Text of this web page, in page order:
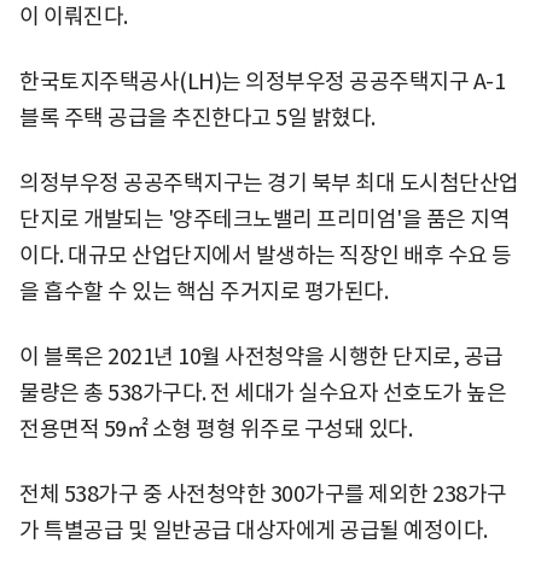
이 이뤄진다.
한국토지주택공사(LH)는 의정부우정 공공주택지구 A-1
블록 주택 공급을 추진한다고 5일 밝혔다.
의정부우정 공공주택지구는 경기 북부 최대 도시첨단산업
단지로 개발되는 '양주테크노밸리 프리미엄'을 품은 지역
이다. 대규모 산업단지에서 발생하는 직장인 배후 수요 등
을 흡수할 수 있는 핵심 주거지로 평가된다.
이 블록은 2021년 10월 사전청약을 시행한 단지로, 공급
물량은 총 538가구다. 전 세대가 실수요자 선호도가 높은
전용면적 59㎡ 소형 평형 위주로 구성돼 있다.
전체 538가구 중 사전청약한 300가구를 제외한 238가구
가 특별공급 및 일반공급 대상자에게 공급될 예정이다.